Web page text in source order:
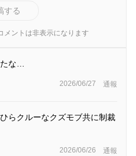
する
ントは非表示になります
な…
2026/06/27 通報
らクルーなクズモブ共に制裁
2026/06/26 通報